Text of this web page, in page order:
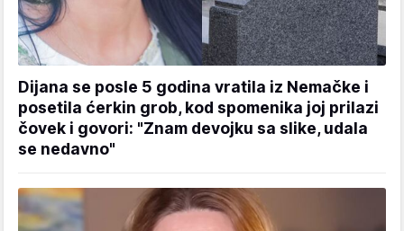
Dijana se posle 5 godina vratila iz Nemačke i
posetila ćerkin grob, kod spomenika joj prilazi
čovek i govori: "Znam devojku sa slike, udala
se nedavno"